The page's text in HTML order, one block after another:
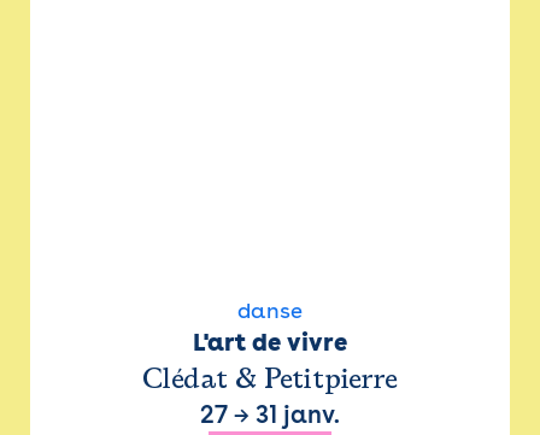
danse
L'art de vivre
Clédat & Petitpierre
27 → 31 janv.